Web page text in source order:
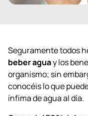
Seguramente todos
beber aguay los
organismo; sin
conocéis lo que
ínfima de agua al día.